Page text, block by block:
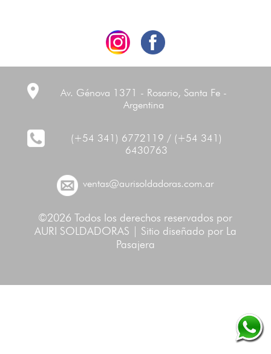
Av. Génova 1371 - Rosario, Santa Fe -
Argentina
(+54 341) 6772119 / (+54 341)
6430763
ventas@aurisoldadoras.com.ar
©2026 Todos los derechos reservados por
AURI SOLDADORAS | Sitio diseñado por La
Pasajera